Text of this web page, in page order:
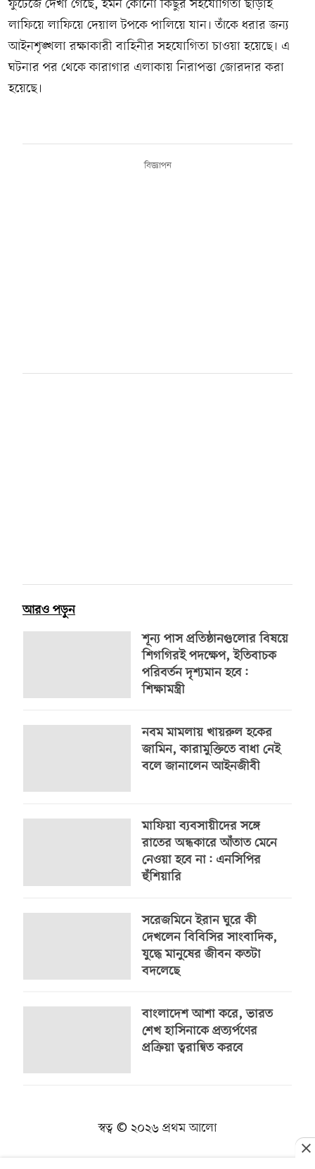
ফুটেজে দেখা গেছে, ইমন কোনো কিছুর সহযোগিতা ছাড়াই
লাফিয়ে লাফিয়ে দেয়াল টপকে পালিয়ে যান। তাঁকে ধরার জন্য
আইনশৃঙ্খলা রক্ষাকারী বাহিনীর সহযোগিতা চাওয়া হয়েছে। এ
ঘটনার পর থেকে কারাগার এলাকায় নিরাপত্তা জোরদার করা
হয়েছে।
বিজ্ঞাপন
আরও পড়ুন
শূন্য পাস প্রতিষ্ঠানগুলোর বিষয়ে
শিগগিরই পদক্ষেপ, ইতিবাচক
পরিবর্তন দৃশ্যমান হবে:
শিক্ষামন্ত্রী
নবম মামলায় খায়রুল হকের
জামিন, কারামুক্তিতে বাধা নেই
বলে জানালেন আইনজীবী
মাফিয়া ব্যবসায়ীদের সঙ্গে
রাতের অন্ধকারে আঁতাত মেনে
নেওয়া হবে না: এনসিপির
হুঁশিয়ারি
সরেজমিনে ইরান ঘুরে কী
দেখলেন বিবিসির সাংবাদিক,
যুদ্ধে মানুষের জীবন কতটা
বদলেছে
বাংলাদেশ আশা করে, ভারত
শেখ হাসিনাকে প্রত্যর্পণের
প্রক্রিয়া ত্বরান্বিত করবে
স্বত্ব © ২০২৬ প্রথম আলো